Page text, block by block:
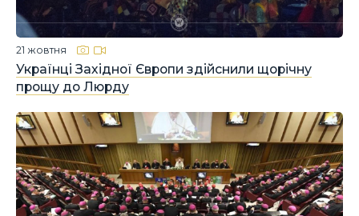
Українці Західної Європи здійснили щорічну
прощу до Люрду
21 жовтня